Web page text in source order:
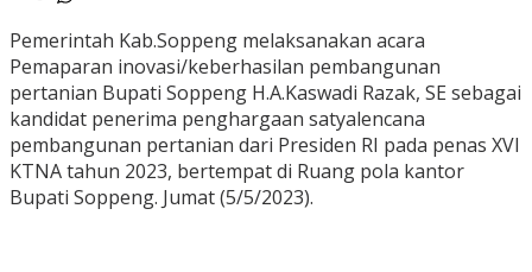
Pemerintah Kab.Soppeng melaksanakan acara
Pemaparan inovasi/keberhasilan pembangunan
pertanian Bupati Soppeng H.A.Kaswadi Razak, SE sebagai
kandidat penerima penghargaan satyalencana
pembangunan pertanian dari Presiden RI pada penas XVI
KTNA tahun 2023, bertempat di Ruang pola kantor
Bupati Soppeng. Jumat (5/5/2023).